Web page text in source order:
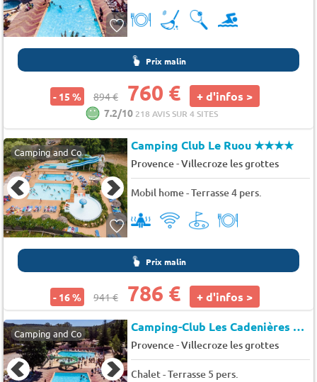
Prix malin
- 15 % 894 € 760 € + d'infos >
7.2/10 218 AVIS SUR 4 SITES
Camping and Co Camping Club Le Ruou★★★★
Provence-Villecroze les grottes
Mobil home - Terrasse 4 pers.
Prix malin
- 16 % 941 € 786 € + d'infos >
Camping and Co Camping-Club Les Cadenières *
Provence-Villecroze les grottes
Chalet - Terrasse 5 pers.